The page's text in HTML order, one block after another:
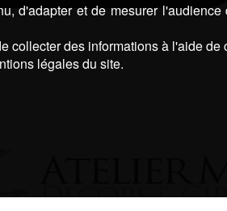
d'adapter et de mesurer
collecter des informations à l'aide de
légales du site.